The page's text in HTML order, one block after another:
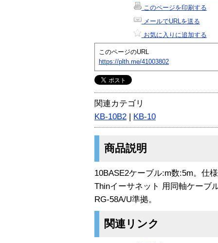
このページを印刷する
メールでURLを送る
お気に入りに追加する
このページのURL
https://plth.me/41003802
関連カテゴリ
KB-10B2 | KB-10
商品説明
10BASE2ケーブル:m数:5m。仕
Thinイーサネット 用同軸ケーブ
RG-58A/U準拠。
関連リンク